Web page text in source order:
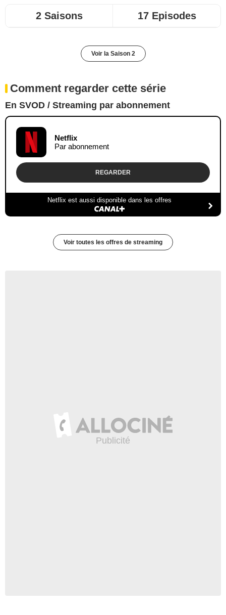
2 Saisons 17 Episodes
Voir la Saison 2
Comment regarder cette série
En SVOD / Streaming par abonnement
Netflix
Par abonnement
REGARDER
Netflix est aussi disponible dans les offres
Voir toutes les offres de streaming